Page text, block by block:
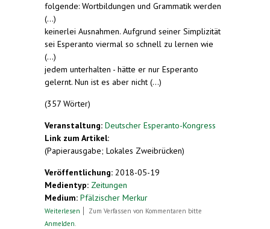
folgende: Wortbildungen und Grammatik werden
(...)
keinerlei Ausnahmen. Aufgrund seiner Simplizität
sei Esperanto viermal so schnell zu lernen wie
(...)
jedem unterhalten - hätte er nur Esperanto
gelernt. Nun ist es aber nicht (...)
(357 Wörter)
Veranstaltung: Deutscher Esperanto-Kongress
Link zum Artikel:
(Papierausgabe; Lokales Zweibrücken)
Veröffentlichung: 2018-05-19
Medientyp: Zeitungen
Medium: Pfälzischer Merkur
Weiterlesen über Manchmal braucht es nur einen kleinen
Zum Verfassen von Kommentaren bitte
Anmelden.